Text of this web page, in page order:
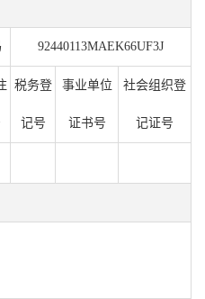
92440113MAEK66UF3J
税务登
记号
事业单位
证书号
社会组织登
记证号